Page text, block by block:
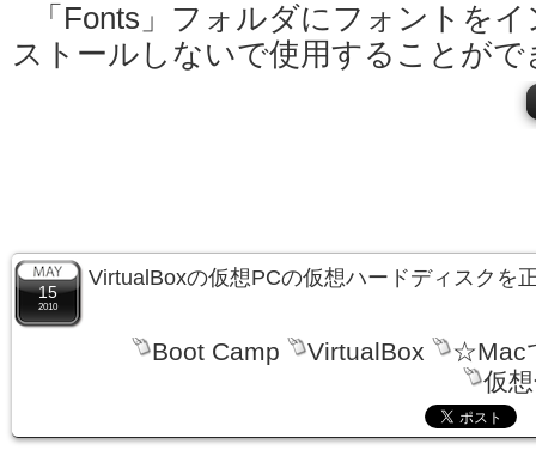
「Fonts」フォルダにフォントをイ
ストールしないで使用することがで
15
2010
VirtualBoxの仮想PCの仮想ハードディスクを
Boot Camp VirtualBox
☆Mac
仮